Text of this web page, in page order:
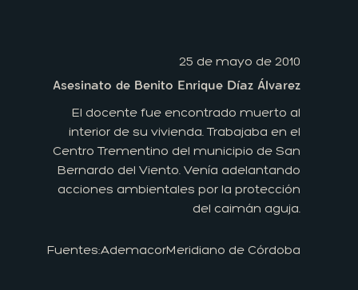
25 de mayo de 2010
Asesinato de Benito Enrique Díaz Álvarez
El docente fue encontrado muerto al
interior de su vivienda. Trabajaba en el
Centro Trementino del municipio de San
Bernardo del Viento. Venía adelantando
acciones ambientales por la protección
del caimán aguja.
Fuentes:AdemacorMeridiano de Córdoba